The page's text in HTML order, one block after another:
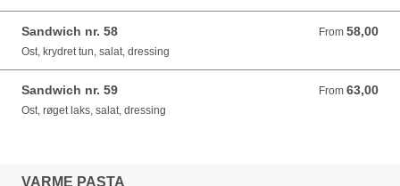
Sandwich nr. 58 From 58,00
From 58,00 DKK
Ost, krydret tun, salat, dressing
Sandwich nr. 59 From 63,00
From 63,00 DKK
Ost, røget laks, salat, dressing
VARME PASTA